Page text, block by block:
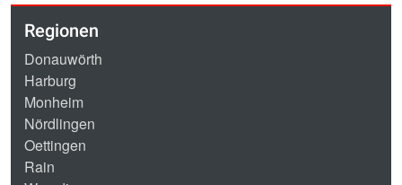
Regionen
Donauwörth
Harburg
Monheim
Nördlingen
Oettingen
Rain